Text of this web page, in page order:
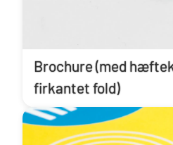
Brochure (med
firkantet fold)